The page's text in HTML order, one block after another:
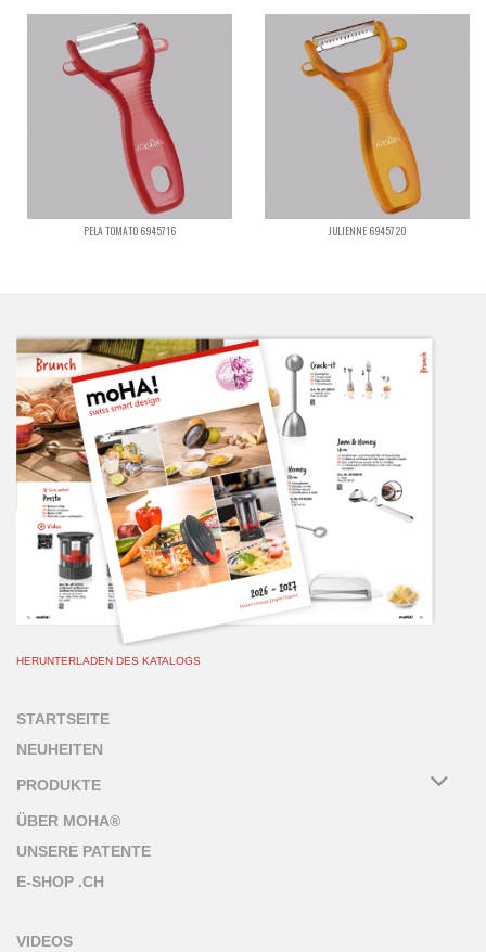
PELA TOMATO 6945716 JULIENNE 6945720
HERUNTERLADEN DES KATALOGS
STARTSEITE
NEUHEITEN
PRODUKTE
ÜBER MOHA®
UNSERE PATENTE
E-SHOP .CH
VIDEOS